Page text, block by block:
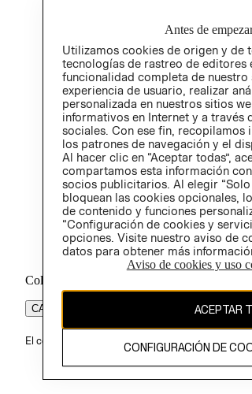
Colombia ($)
CAMBIAR REGIÓN
El contenido de esta página web está protegido
Antes de
Utilizamos cookies de origen y de
tecnologías de rastreo de editores
funcionalidad completa de
experiencia de usuario, realizar
personalizada en nuestros sitios
informativos en Internet y a través
sociales. Con ese fin, recopilamos
los patrones de navegación y el
Al hacer clic en “Aceptar todas”,
compartamos esta información
socios publicitarios. Al elegir “Solo
bloquean las cookies opcionales,
de contenido y funciones
“Configuración de cookies y
opciones. Visite nuestro aviso de
datos para obtener más
Aviso de cookies y uso
ACEPTAR
CONFIGURACIÓN DE